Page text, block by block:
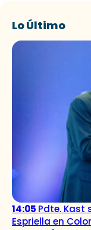
Lo Último
14:05 Pdte. Kast
Espriella en